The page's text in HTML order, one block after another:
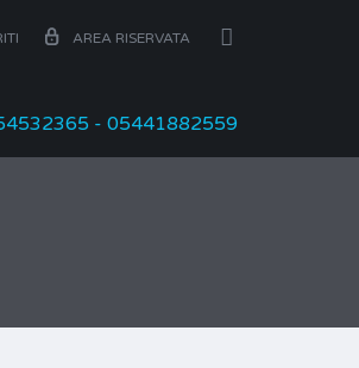
AREA RISERVATA
- 05441882559